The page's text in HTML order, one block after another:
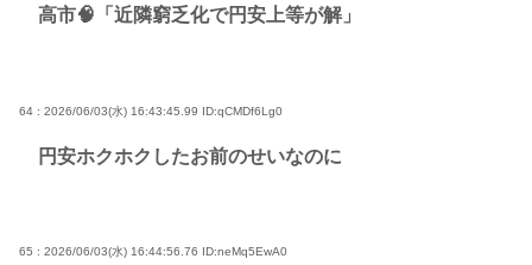
高市🧠「近隣窮乏化で円安上等が解」
64 : 2026/06/03(水) 16:43:45.99 ID:qCMDf6Lg0
円安ホクホクしたお前のせいなのに
65 : 2026/06/03(水) 16:44:56.76 ID:neMq5EwA0